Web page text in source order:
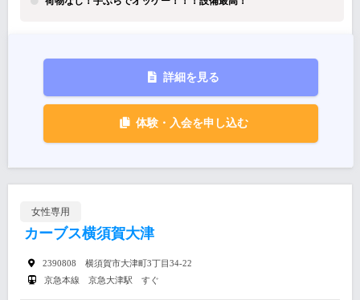
詳細を見る
体験・入会を申し込む
女性専用
カーブス横須賀大津
2390808 横須賀市大津町3丁目34-22
京急本線 京急大津駅 すぐ